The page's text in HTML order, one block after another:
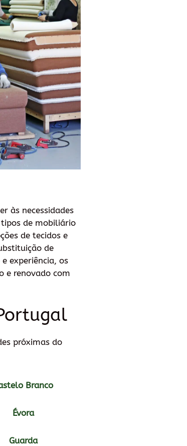
às necessidades
tipos de mobiliário
de tecidos e
de
experiência, os
e renovado com
próximas do
Branco
Évora
Guarda